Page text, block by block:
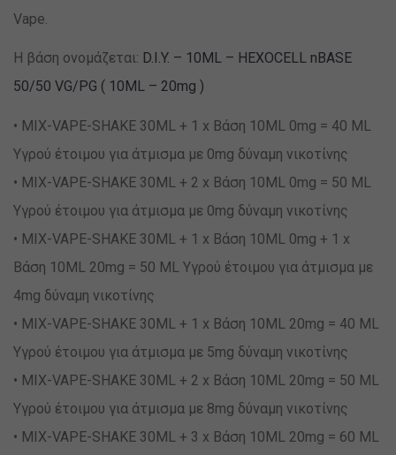
Vape.
Η βάση ονομάζεται: D.I.Y. – 10ML – HEXOCELL nBASE
50/50 VG/PG ( 10ML – 20mg )
• MIX-VAPE-SHAKE 30ML + 1 x Βάση 10ML 0mg = 40 ML
Υγρού έτοιμου για άτμισμα με 0mg δύναμη νικοτίνης
• MIX-VAPE-SHAKE 30ML + 2 x Βάση 10ML 0mg = 50 ML
Υγρού έτοιμου για άτμισμα με 0mg δύναμη νικοτίνης
• MIX-VAPE-SHAKE 30ML + 1 x Βάση 10ML 0mg + 1 x
Βάση 10ML 20mg = 50 ML Υγρού έτοιμου για άτμισμα με
4mg δύναμη νικοτίνης
• MIX-VAPE-SHAKE 30ML + 1 x Βάση 10ML 20mg = 40 ML
Υγρού έτοιμου για άτμισμα με 5mg δύναμη νικοτίνης
• MIX-VAPE-SHAKE 30ML + 2 x Βάση 10ML 20mg = 50 ML
Υγρού έτοιμου για άτμισμα με 8mg δύναμη νικοτίνης
• MIX-VAPE-SHAKE 30ML + 3 x Βάση 10ML 20mg = 60 ML